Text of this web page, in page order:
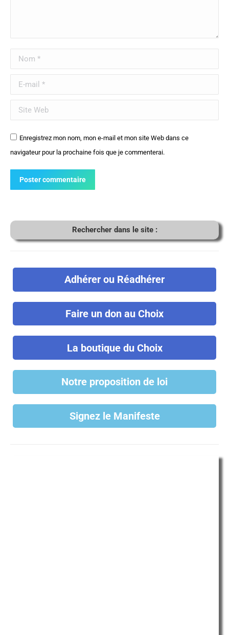
Nom *
E-mail *
Site Web
Enregistrez mon nom, mon e-mail et mon site Web dans ce
navigateur pour la prochaine fois que je commenterai.
Poster commentaire
Rechercher dans le site :
Adhérer ou Réadhérer
Faire un don au Choix
La boutique du Choix
Notre proposition de loi
Signez le Manifeste